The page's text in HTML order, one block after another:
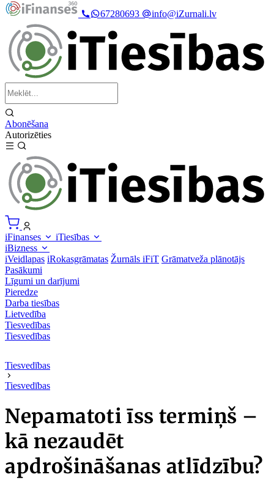
67280693
info@iZurnali.lv
Abonēšana
Autorizēties
iFinanses
iTiesības
iBizness
iVeidlapas iRokasgrāmatas Žurnāls iFiT Grāmatveža plānotājs
Pasākumi
Līgumi un darījumi
Pieredze
Darba tiesības
Lietvedība
Tiesvedības
Tiesvedības
Tiesvedības
Tiesvedības
Nepamatoti īss termiņš –
kā nezaudēt
apdrošināšanas atlīdzību?